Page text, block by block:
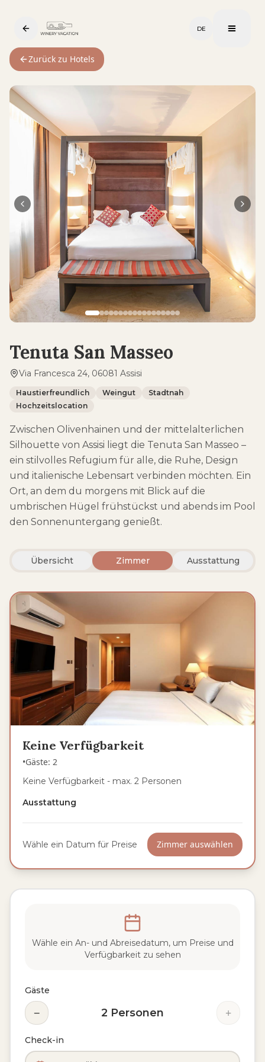
DE
Zurück zu Hotels
Tenuta San Masseo
Via Francesca 24, 06081 Assisi
Haustierfreundlich Weingut
Stadtnah
Hochzeitslocation
Zwischen Olivenhainen und der mittelalterlichen
Silhouette von Assisi liegt die Tenuta San Masseo –
ein stilvolles Refugium für alle, die Ruhe, Design
und italienische Lebensart verbinden möchten. Ein
Ort, an dem du morgens mit Blick auf die
umbrischen Hügel frühstückst und abends im Pool
den Sonnenuntergang genießt.
Übersicht Zimmer Ausstattung
Keine Verfügbarkeit
•Gäste: 2
Keine Verfügbarkeit - max. 2 Personen
Ausstattung
Wähle ein Datum für Preise Zimmer auswählen
Wähle ein An- und Abreisedatum, um Preise und
Verfügbarkeit zu sehen
Gäste
− 2 Personen +
Check-in